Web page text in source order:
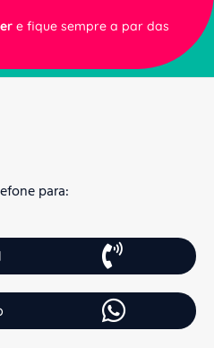
e fique sempre a par das
para: